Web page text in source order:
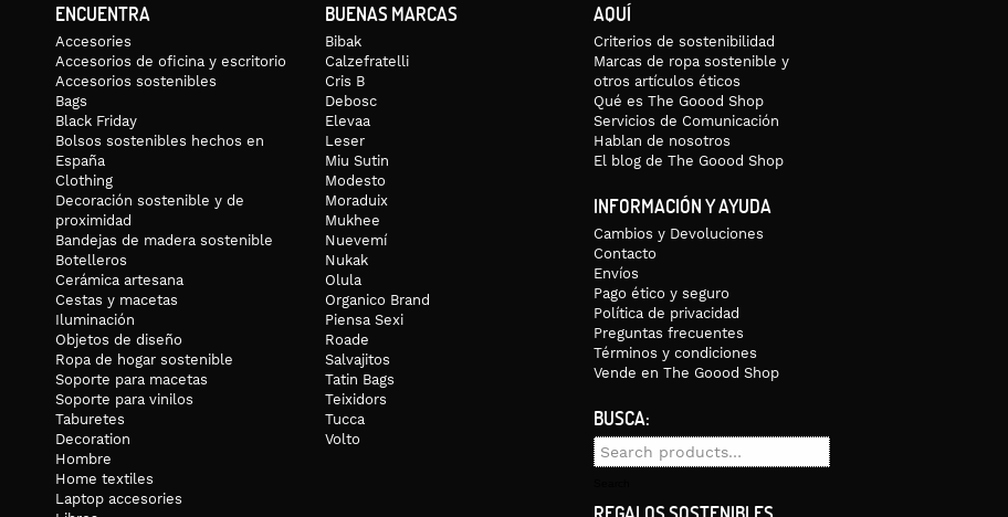
ENCUENTRA
Accesories
Accesorios de oficina y escritorio
Accesorios sostenibles
Bags
Black Friday
Bolsos sostenibles hechos en
España
Clothing
Decoración sostenible y de
proximidad
Bandejas de madera sostenible
Botelleros
Cerámica artesana
Cestas y macetas
Iluminación
Objetos de diseño
Ropa de hogar sostenible
Soporte para macetas
Soporte para vinilos
Taburetes
Decoration
Hombre
Home textiles
Laptop accesories
BUENAS MARCAS
Bibak
Calzefratelli
Cris B
Debosc
Elevaa
Leser
Miu Sutin
Modesto
Moraduix
Mukhee
Nuevemí
Nukak
Olula
Organico Brand
Piensa Sexi
Roade
Salvajitos
Tatin Bags
Teixidors
Tucca
Volto
AQUÍ
Criterios de sostenibilidad
Marcas de ropa sostenible y
otros artículos éticos
Qué es The Goood Shop
Servicios de Comunicación
Hablan de nosotros
El blog de The Goood Shop
INFORMACIÓN Y AYUDA
Cambios y Devoluciones
Contacto
Envíos
Pago ético y seguro
Política de privacidad
Preguntas frecuentes
Términos y condiciones
Vende en The Goood Shop
BUSCA:
Search